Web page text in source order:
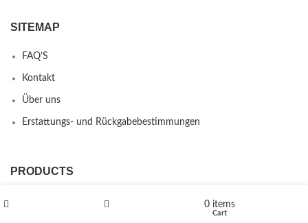
SITEMAP
FAQ’S
Kontakt
Über uns
Erstattungs- und Rückgabebestimmungen
PRODUCTS
L-Polaflux® 5 mg/ml 0 items
Cart